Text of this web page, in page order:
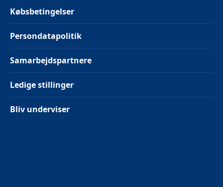
Købsbetingelser
Persondatapolitik
Samarbejdspartnere
Ledige stillinger
Bliv underviser